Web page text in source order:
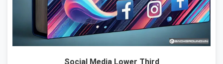
Social Media Lower Third